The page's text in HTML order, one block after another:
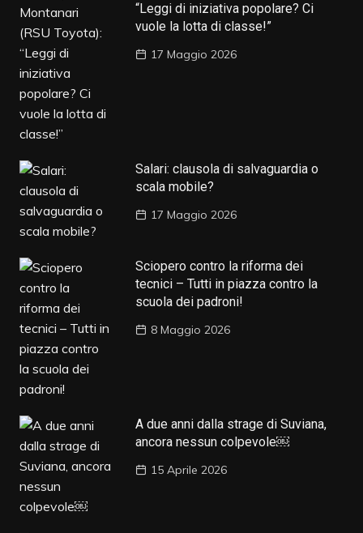
“Leggi di iniziativa popolare? Ci
vuole la lotta di classe!”
17 Maggio 2026
Salari: clausola di salvaguardia o
scala mobile?
17 Maggio 2026
Sciopero contro la riforma dei
tecnici – Tutti in piazza contro la
scuola dei padroni!
8 Maggio 2026
A due anni dalla strage di Suviana,
ancora nessun colpevole￼
15 Aprile 2026